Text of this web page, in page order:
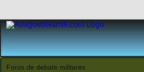
Foros de debate militares